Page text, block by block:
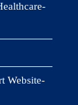
Website-